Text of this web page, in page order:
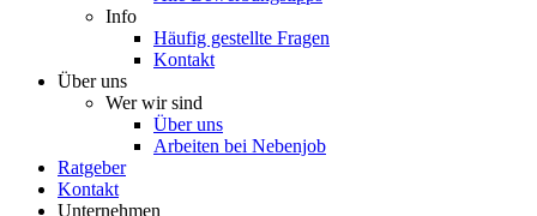
Info
Häufig gestellte Fragen
Kontakt
Über uns
Wer wir sind
Über uns
Arbeiten bei Nebenjob
Ratgeber
Kontakt
Unternehmen